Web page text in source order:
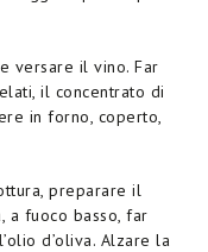
versare il vino. Far
il concentrato di
in forno, coperto,
preparare il
a fuoco basso, far
d’oliva. Alzare la